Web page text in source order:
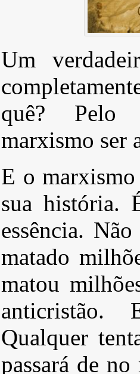
Um
quê? Pelo
marxismo ser
E o
sua história.
essência.
matado
matou
Qualquer
passará de